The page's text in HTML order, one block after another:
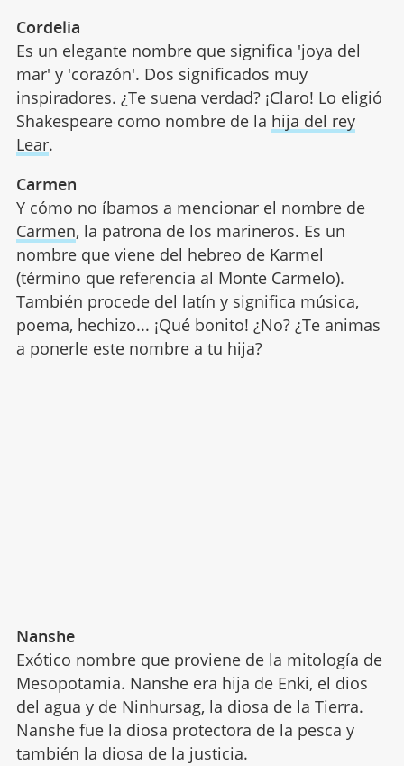
Cordelia
Es un elegante nombre que significa 'joya del
mar' y 'corazón'. Dos significados muy
inspiradores. ¿Te suena verdad? ¡Claro! Lo eligió
Shakespeare como nombre de la hija del rey
Lear.
Carmen
Y cómo no íbamos a mencionar el nombre de
Carmen, la patrona de los marineros. Es un
nombre que viene del hebreo de Karmel
(término que referencia al Monte Carmelo).
También procede del latín y significa música,
poema, hechizo... ¡Qué bonito! ¿No? ¿Te animas
a ponerle este nombre a tu hija?
Nanshe
Exótico nombre que proviene de la mitología de
Mesopotamia. Nanshe era hija de Enki, el dios
del agua y de Ninhursag, la diosa de la Tierra.
Nanshe fue la diosa protectora de la pesca y
también la diosa de la justicia.